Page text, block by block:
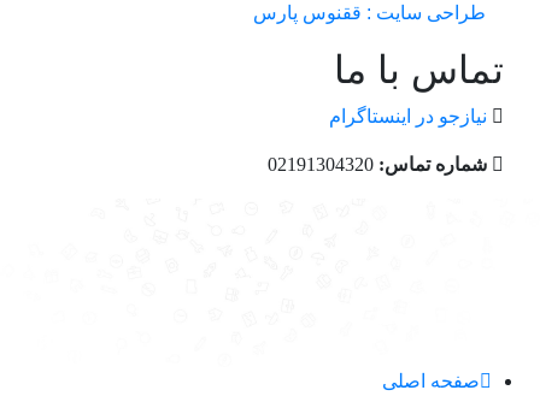
طراحی سایت : ققنوس پارس
تماس با ما
نیازجو در اینستاگرام
شماره تماس: 02191304320
صفحه اصلی